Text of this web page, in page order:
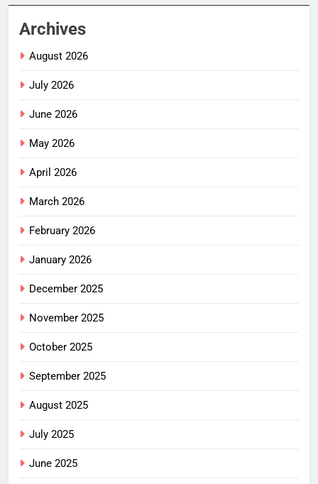
Archives
August 2026
July 2026
June 2026
May 2026
April 2026
March 2026
February 2026
January 2026
December 2025
November 2025
October 2025
September 2025
August 2025
July 2025
June 2025